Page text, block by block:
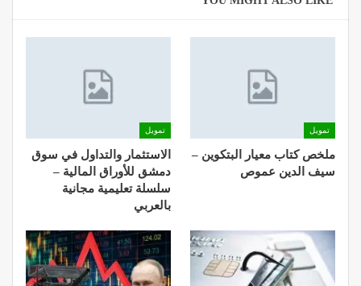
تمويل
ملخص كتاب معيار البتكوين –
سيف الدين عموص
تمويل
الاستثمار والتداول في سوق
دمشق للأوراق المالية –
سلسلة تعليمية مجانية
بالعربي